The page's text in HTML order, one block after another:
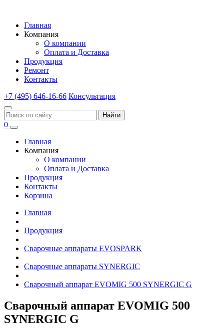
Главная
Компания
О компании
Оплата и Доставка
Продукция
Ремонт
Контакты
+7 (495) 646-16-66 Консультация
Найти
0
Главная
Компания
О компании
Оплата и Доставка
Продукция
Контакты
Корзина
Главная
Продукция
Сварочные аппараты EVOSPARK
Сварочные аппараты SYNERGIC
Сварочный аппарат EVOMIG 500 SYNERGIC G
Сварочный аппарат EVOMIG 500
SYNERGIC G